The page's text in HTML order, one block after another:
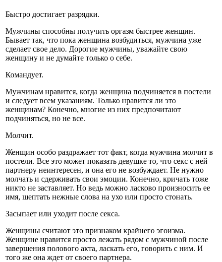
Быстро достигает разрядки.
Мужчины способны получить оргазм быстрее женщин.
Бывает так, что пока женщина возбудиться, мужчина уже
сделает свое дело. Дорогие мужчины, уважайте свою
женщину и не думайте только о себе.
Командует.
Мужчинам нравится, когда женщина подчиняется в постели
и следует всем указаниям. Только нравится ли это
женщинам? Конечно, многие из них предпочитают
подчиняться, но не все.
Молчит.
Женщин особо раздражает тот факт, когда мужчина молчит в
постели. Все это может показать девушке то, что секс с ней
партнеру неинтересен, и она его не возбуждает. Не нужно
молчать и сдерживать свои эмоции. Конечно, кричать тоже
никто не заставляет. Но ведь можно ласково произносить ее
имя, шептать нежные слова на ухо или просто стонать.
Засыпает или уходит после секса.
Женщины считают это признаком крайнего эгоизма.
Женщине нравится просто лежать рядом с мужчиной после
завершения полового акта, ласкать его, говорить с ним. И
того же она ждет от своего партнера.